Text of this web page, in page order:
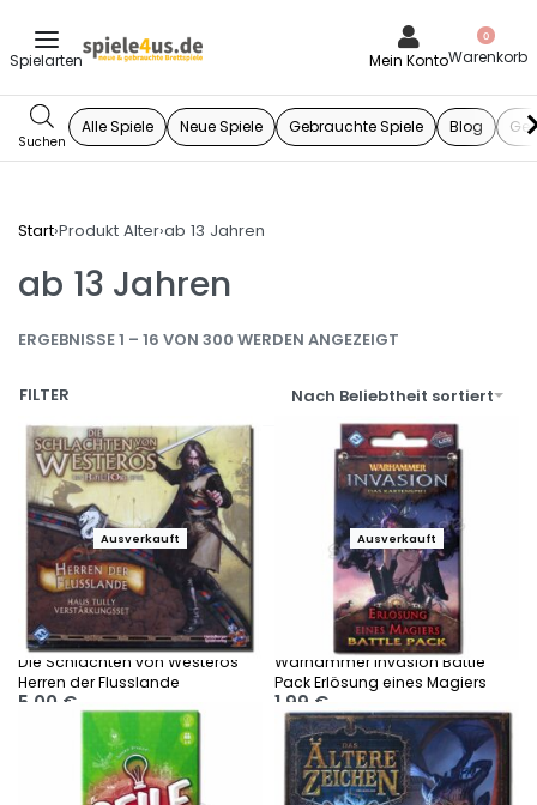
Mein Konto
0
Alle Spiele Neue Spiele Gebrauchte Spiele Blog
Start›Produkt Alter›ab 13 Jahren
ab 13 Jahren
ERGEBNISSE 1 – 16 VON 300 WERDEN ANGEZEIGT
Nach Beliebtheit sortiert
FILTER
Ausverkauft
Die Schlachten von Westeros
Herren der Flusslande
5,00 €
Ausführung wählen
Ausverkauft
Warhammer Invasion Battle
Pack Erlösung eines Magiers
1,99 €
Ausführung wählen